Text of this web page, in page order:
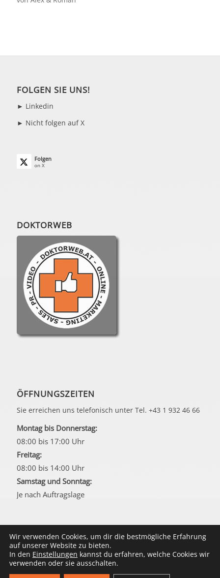
FOLGEN SIE UNS!
► Linkedin
► Nicht folgen auf X
Folgen
on X
DOKTORWEB
ÖFFNUNGSZEITEN
Sie erreichen uns telefonisch unter Tel. +43 1 932 46 66
Montag bis Donnerstag:
08:00 bis 17:00 Uhr
Freitag:
08:00 bis 14:00 Uhr
Samstag und Sonntag:
Je nach Auftragslage
© Copyright Doktorweb 2025 - Fochler online-marketing
communications e.U.
Wir verwenden Cookies, um dir die bestmögliche Erfahrung
auf unserer Website zu bieten.
In den Einstellungen kannst du erfahren, welche Cookies wir
verwenden oder sie ausschalten.